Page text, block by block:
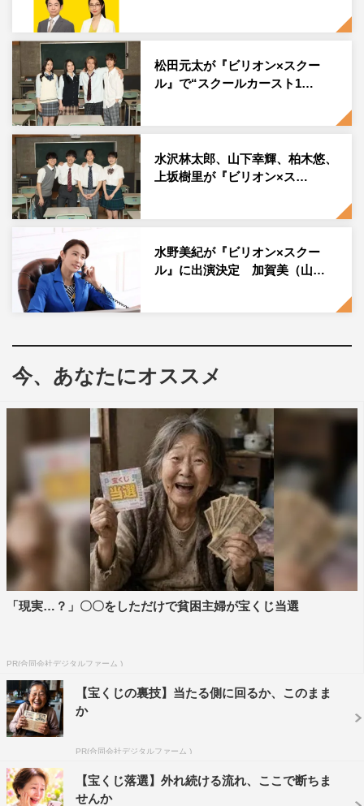
（金）午後10時15分から音源配信することも決定した。
また、本作の劇中音楽を『SPY×FAMILY』や『ワンパンマ
ン』などの人気作を多数手掛ける宮崎誠が担当すること決
定。ロック、ポップス、オーケストレーション等さまざま
なジャンルの楽曲を精力的に手掛け、流行を押さえたサウ
ンドで幅広く対応しその実力を遺憾なく発揮する宮崎が
『ビリオン×スクール』の世界観にぴったりな音楽を完成
させた。
そして、圧倒的な存在感を誇る加賀美（山田）と、それを
秘書として支える芹沢（木南晴夏）を表したポスタービジ
ュアルも完成。これまでにない新しいタイプのヒーローと
なる教師像を表現するため、“フィクションの枠すらはみ
出してしまう”というコンセプトの下、実写とコミックを
部分は学園で今後起こるであろう数々のドラマ展開を予感
Ado コメント
松田元太が『ビリオン×スクー
ル』で“スクールカースト1…
水沢林太郎、山下幸輝、柏木悠、
上坂樹里が『ビリオン×ス…
水野美紀が『ビリオン×スクー
ル』に出演決定 加賀美（山…
今、あなたにオススメ
「現実…？」〇〇をしただけで貧困主婦が宝くじ当選
PR(合同会社デジタルファーム )
【宝くじの裏技】当たる側に回るか、このまま
か
PR(合同会社デジタルファーム )
【宝くじ落選】外れ続ける流れ、ここで断ちま
せんか